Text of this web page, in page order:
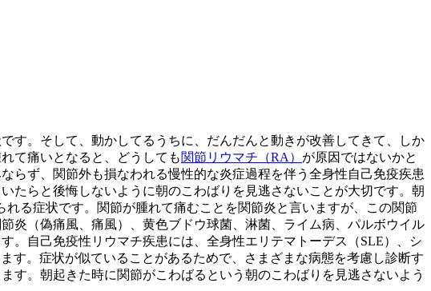
す。そして、動かしてるうちに、だんだんと動きが改善してきて、しか
て痛いとなると、どうしても関節リウマチ（RA） が原因ではないかと
らず、関節外も損なわれる慢性的な炎症過程を伴う全身性自己免疫疾患
たらと後悔しないように朝のこわばりを見逃さないことが大切です。朝
る症状です。関節が腫れて痛むことを関節炎と言いますが、この関節
炎（偽痛風、痛風）、黄色ブドウ球菌、淋菌、ライム病、パルボウイル
。自己免疫性リウマチ疾患には、全身性エリテマトーデス（SLE）、シ
す。症状が似ていることがあるためで、さまざまな病態を考慮し診断す
す。朝起きた時に関節がこわばるという朝のこわばりを見逃さないよう